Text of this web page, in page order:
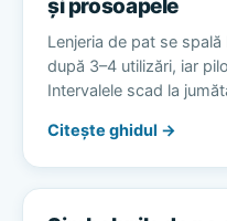
și prosoapele
Lenjeria de pat se
după 3–4 utilizări, iar
Intervalele scad la
Citește ghidul →